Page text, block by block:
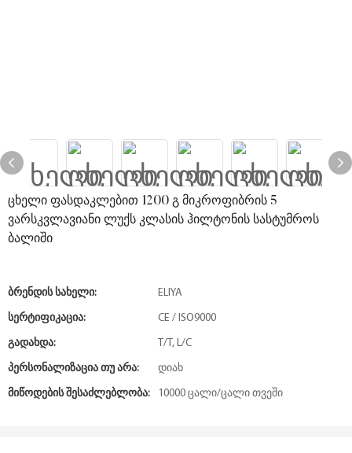
ცხელი ფასდაკლებით 1200 გ მიკროფიბრის 5
ვარსკვლავიანი ლუქს კლასის ჰილტონის სასტუმროს
ბალიში
Ბრენდის Სახელი: ELIYA
Სერტიფიკაცია: CE / ISO9000
Გადახდა: T/T, L/C
Პერსონალიზაცია Თუ Არა: დიახ
Მიწოდების Შესაძლებლობა: 10000 ცალი/ცალი თვეში